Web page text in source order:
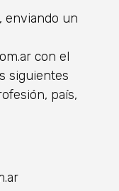
enviando un
con el
siguientes
país,